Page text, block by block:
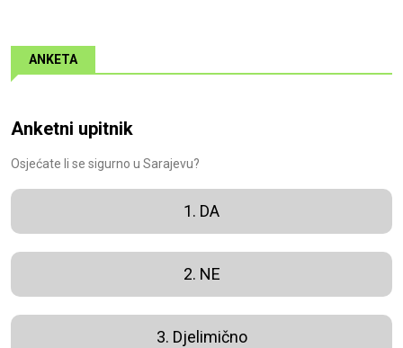
ANKETA
Anketni upitnik
Osjećate li se sigurno u Sarajevu?
1. DA
2. NE
3. Djelimično